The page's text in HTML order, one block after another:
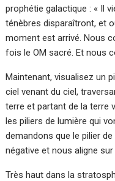
prophétie galactique : « Il
ténèbres disparaîtront, et
moment est arrivé. Nous
fois le OM sacré. Et nous
Maintenant, visualisez un
ciel venant du ciel,
terre et partant de la terre
les piliers de lumière qui
demandons que le pilier
négative et nous aligne
Très haut dans la